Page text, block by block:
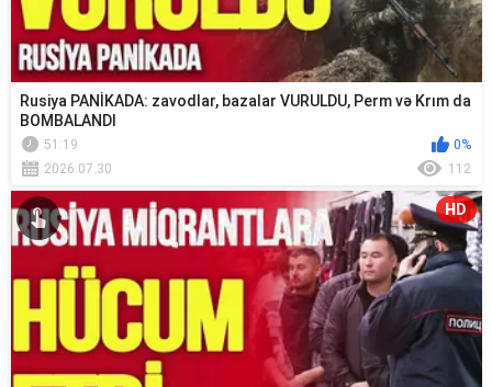
Rusiya PANİKADA: zavodlar, bazalar VURULDU, Perm və Krım da
BOMBALANDI
51:19
0%
2026.07.30
112
HD